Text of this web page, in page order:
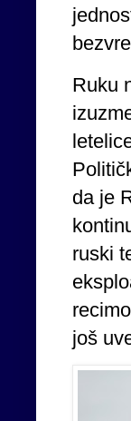
Ruku
da je
ruski
još